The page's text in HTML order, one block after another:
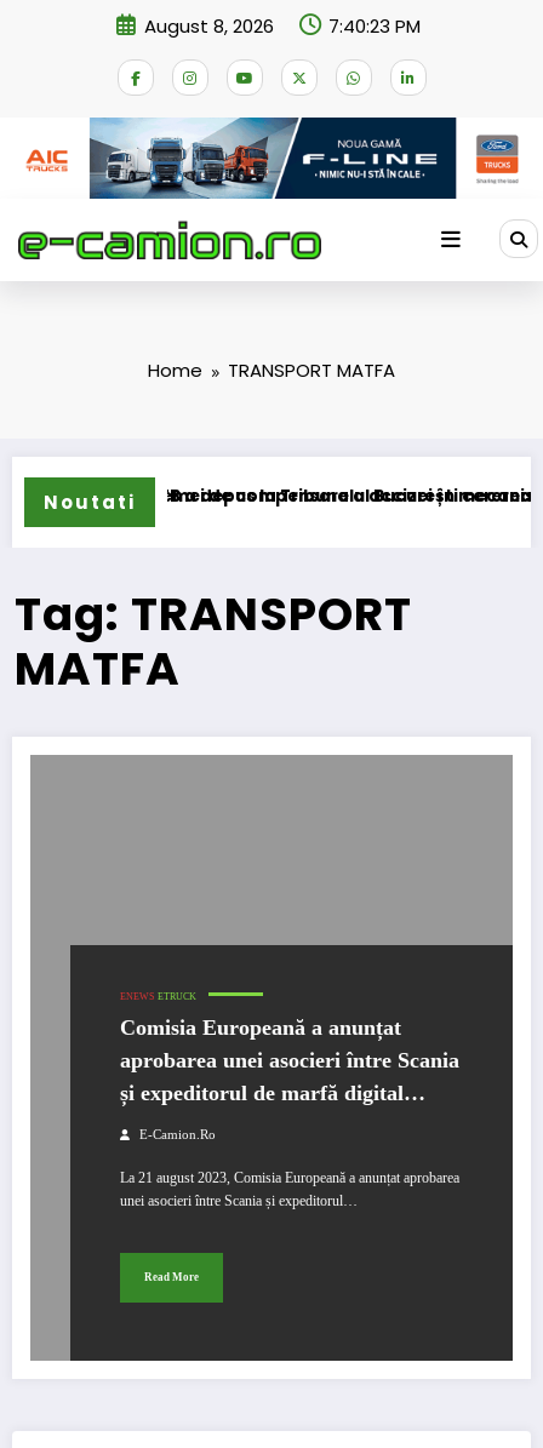
August 8, 2026 7:40:24 PM
Home TRANSPORT MATFA
Noutati
schemei de compensare a accizei în mecanism
STB a depus la Tribunalul București cererea
Tag: TRANSPORT
MATFA
ENEWS ETRUCK
Comisia Europeană a anunțat
aprobarea unei asocieri între Scania
și expeditorul de marfă digital
german sennder Technologies
E-Camion.ro
La 21 august 2023, Comisia Europeană a anunțat aprobarea
unei asocieri între Scania și expeditorul…
Read More